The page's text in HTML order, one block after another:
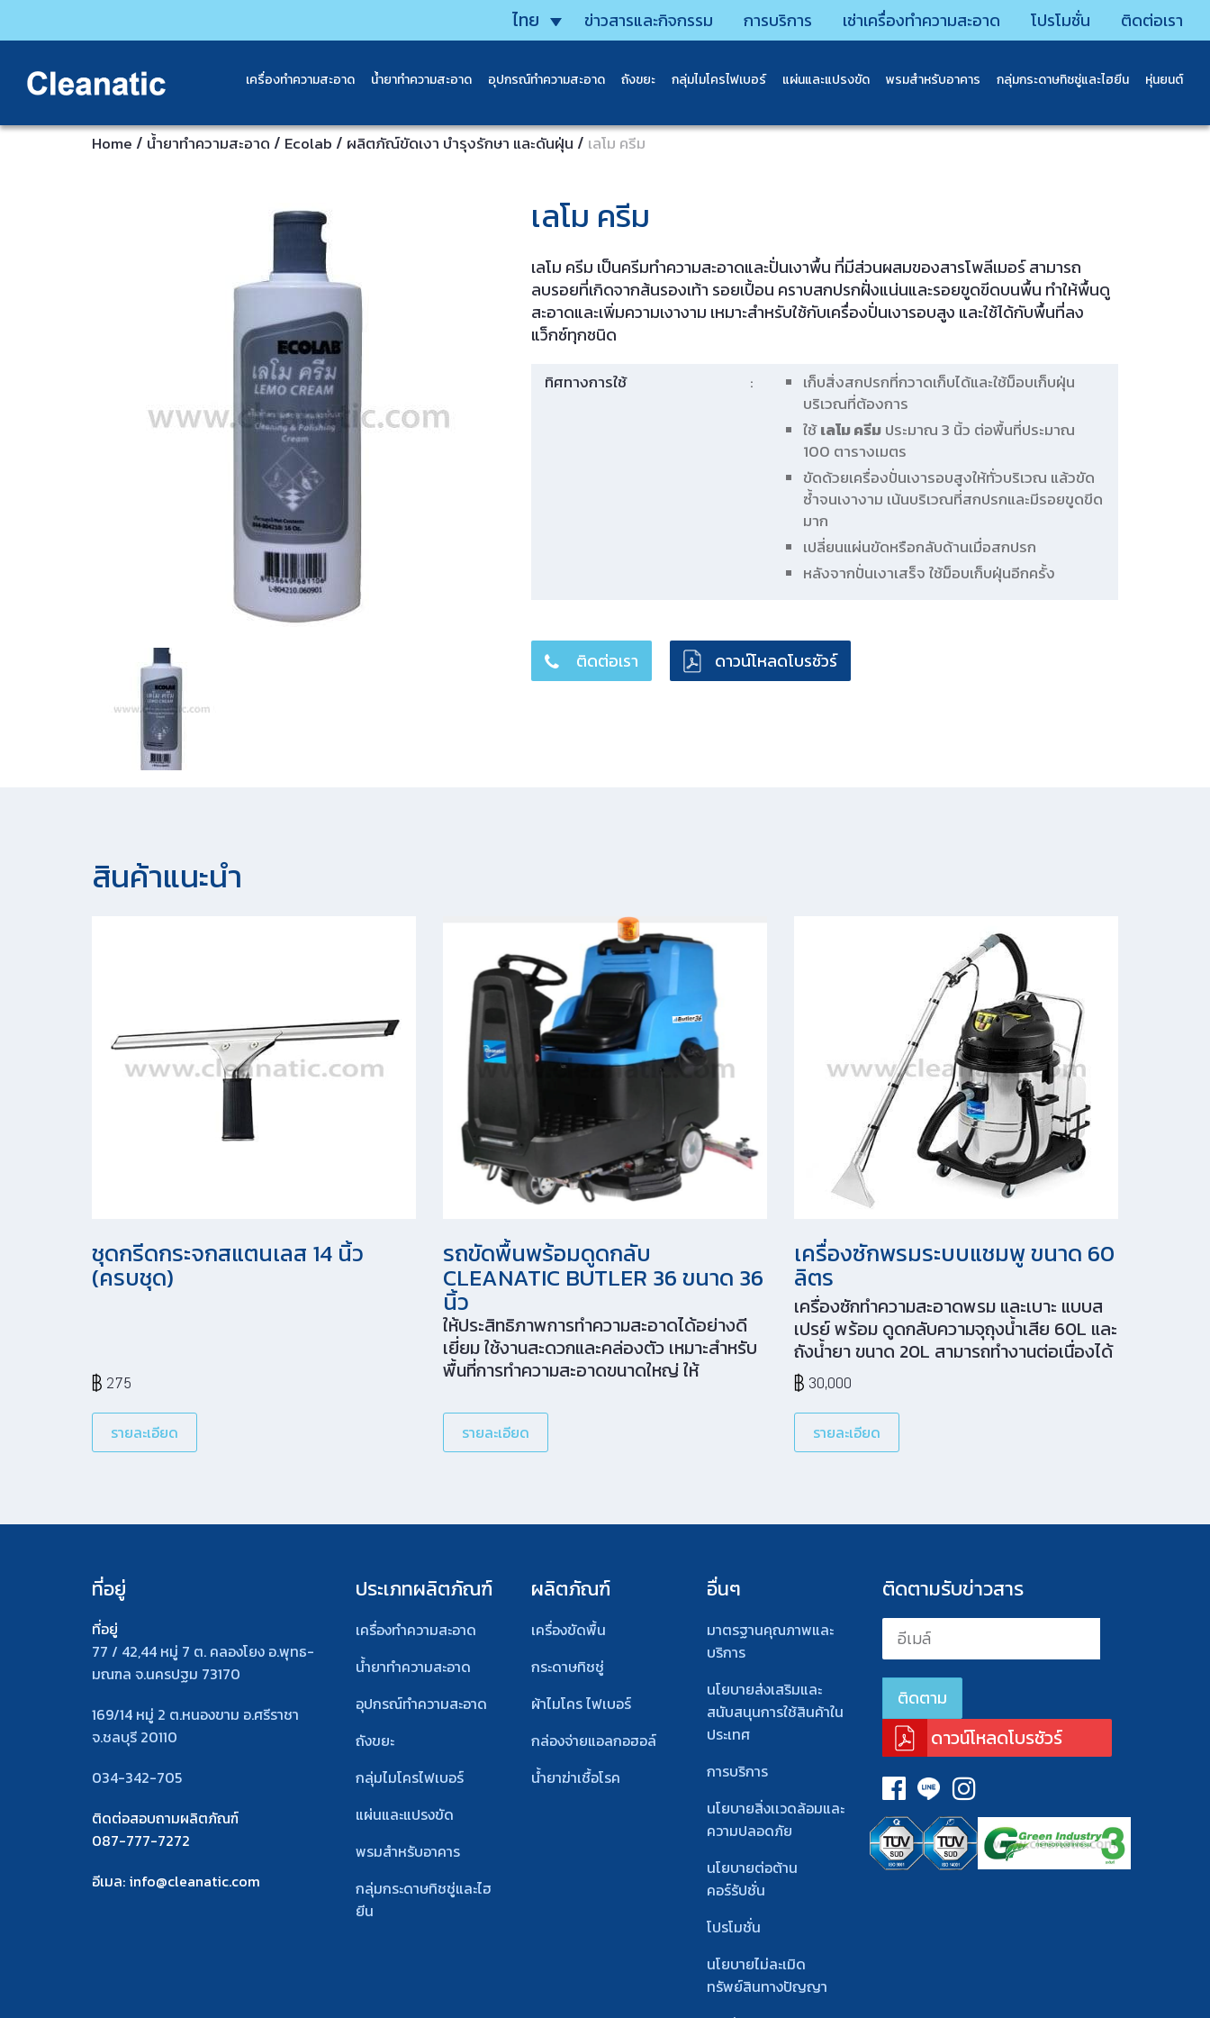
ข่าวสารและกิจกรรม การบริการ เช่าเครื่องทำความสะอาด โปรโมชั่น ติดต่อเรา
ไทย
เครื่องทำความสะอาด น้ำยาทำความสะอาด อุปกรณ์ทำความสะอาด ถังขยะ กลุ่มไมโครไฟเบอร์ แผ่นและแปรงขัด พรมสําหรับอาคาร กลุ่มกระดาษทิชชู่และไฮยีน หุ่นยนต์
Home / น้ำยาทำความสะอาด / Ecolab / ผลิตภัณ์ขัดเงา บำรุงรักษา และดันฝุ่น / เลโม ครีม
เลโม ครีม
เลโม ครีม เป็นครีมทำความสะอาดและปั่นเงาพื้น ที่มีส่วนผสมของสารโพลีเมอร์ สามารถ
ลบรอยที่เกิดจากส้นรองเท้า รอยเปื้อน คราบสกปรกฝั่งแน่นและรอยขูดขีดบนพื้น ทำให้พื้นดู
สะอาดและเพิ่มความเงางาม เหมาะสำหรับใช้กับเครื่องปั่นเงารอบสูง และใช้ได้กับพื้นที่ลง
แว็กซ์ทุกชนิด
ทิศทางการใช้ :
เก็บสิ่งสกปรกที่กวาดเก็บได้และใช้ม็อบเก็บฝุ่น
บริเวณที่ต้องการ
ใช้เลโม ครีมประมาณ 3 นิ้ว ต่อพื้นที่ประมาณ
100 ตารางเมตร
ขัดด้วยเครื่องปั่นเงารอบสูงให้ทั่วบริเวณ แล้วขัด
ซ้ำจนเงางาม เน้นบริเวณที่สกปรกและมีรอยขูดขีด
มาก
เปลี่ยนแผ่นขัดหรือกลับด้านเมื่อสกปรก
หลังจากปั่นเงาเสร็จ ใช้ม็อบเก็บฝุ่นอีกครั้ง
ติดต่อเรา ดาวน์โหลดโบรชัวร์
สินค้าแนะนํา
ชุดกรีดกระจกสแตนเลส 14 นิ้ว
(ครบชุด)
275
รายละเอียด
รถขัดพื้นพร้อมดูดกลับ
CLEANATIC BUTLER 36 ขนาด 36
นิ้ว
ให้ประสิทธิภาพการทำความสะอาดได้อย่างดี
เยี่ยม ใช้งานสะดวกและคล่องตัว เหมาะสำหรับ
พื้นที่การทำความสะอาดขนาดใหญ่ ให้
6,000 ตารางเมตรต่อชั่วโมง เหมาะสำหรับ
โรงงาน ห้างสรรพสินค้า คลังสินค้า สนามบิน
โรงแรม โรงเรียน สนามกีฬา โรงพยาบาล หอ
เดียว ก็สามารถทำงานขัดและดูดกลับได้อย่าง
ระบบ Eco Mode สามารถทำงานในที่เงียบ และ
สามารถทำความสะอาดได้ยาวนานขึ้น[…]
รายละเอียด
เครื่องซักพรมระบบแชมพู ขนาด 60
ลิตร
เครื่องซักทำความสะอาดพรม และเบาะ แบบส
เปรย์ พร้อม ดูดกลับความจุถุงน้ำเสีย 60L และ
ถังน้ำยา ขนาด 20L สามารถทำงานต่อเนื่องได้
ยาวนาน ด้วยแรงดูดสูงถึง250mbar และอัตรา
การดูด สูงถึง106 L/S ทำให้
30,000
รายละเอียด
ที่อยู่
ที่อยู่
77 / 42,44 หมู่ 7 ต. คลองโยง อ.พุทธ-
มณฑล จ.นครปฐม 73170
169/14 หมู่ 2 ต.หนองขาม อ.ศรีราชา
จ.ชลบุรี 20110
034-342-705
ติดต่อสอบถามผลิตภัณฑ์
087-777-7272
อีเมล: info@cleanatic.com
ประเภทผลิตภัณฑ์
เครื่องทำความสะอาด
น้ำยาทำความสะอาด
อุปกรณ์ทําความสะอาด
ถังขยะ
กลุ่มไมโครไฟเบอร์
แผ่นและแปรงขัด
พรมสําหรับอาคาร
กลุ่มกระดาษทิชชู่และไฮ
ยีน
ผลิตภัณฑ์
เครื่องขัดพื้น
กระดาษทิชชู่
ผ้าไมโคร ไฟเบอร์
กล่องจ่ายแอลกอฮอล์
น้ำยาฆ่าเชื้อโรค
อื่นๆ
มาตรฐานคุณภาพและ
บริการ
นโยบายส่งเสริมและ
สนับสนุนการใช้สินค้าใน
ประเทศ
การบริการ
นโยบายสิ่งเเวดล้อมและ
ความปลอดภัย
นโยบายต่อต้าน
คอร์รัปชั่น
โปรโมชั่น
นโยบายไม่ละเมิด
ทรัพย์สินทางปัญญา
ติดตามรับข่าวสาร
ดาวน์โหลดโบรชัวร์